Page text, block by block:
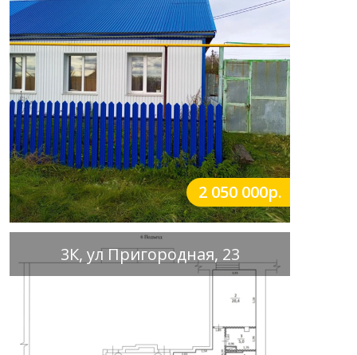
2 050 000р.
3К, ул Пригородная, 23